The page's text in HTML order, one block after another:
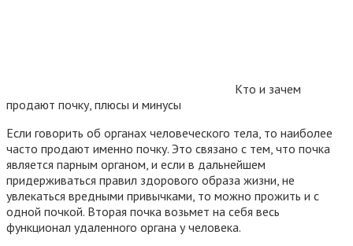
Кто и зачем
продают почку, плюсы и минусы
Если говорить об органах человеческого тела, то наиболее
часто продают именно почку. Это связано с тем, что почка
является парным органом, и если в дальнейшем
придерживаться правил здорового образа жизни, не
увлекаться вредными привычками, то можно прожить и с
одной почкой. Вторая почка возьмет на себя весь
функционал удаленного органа у человека.